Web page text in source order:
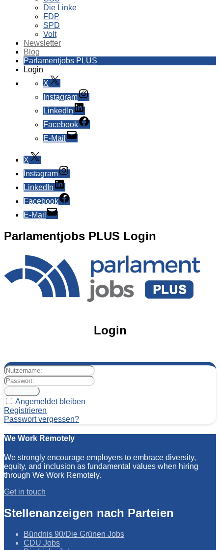
Die Linke
FDP
SPD
Volt
Newsletter
Blog
Parlamentjobs PLUS
Login
X
Instagram
LinkedIn
Facebook
E-Mail
X
Instagram
LinkedIn
Facebook
E-Mail
Parlamentjobs PLUS Login
Login
Angemeldet bleiben
Registrieren
Passwort vergessen?
We Work Remotely
We strongly encourage employers to embrace diversity,
equity, and inclusion as fundamental values when hiring
through We Work Remotely.
Get in touch
Stellenanzeigen nach Parteien
Bündnis 90/Die Grünen Jobs
CDU Jobs